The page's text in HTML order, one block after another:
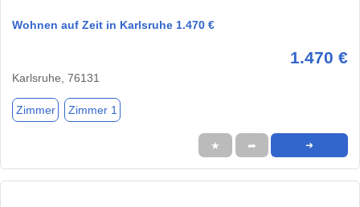
Wohnen auf Zeit in Karlsruhe 1.470 €
1.470 €
Karlsruhe, 76131
Zimmer Zimmer 1
★ ➦ ➜